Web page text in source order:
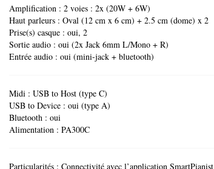
Amplification : 2 voies : 2x (20W + 6W)
Haut parleurs : Oval (12 cm x 6 cm) + 2.5 cm (dome) x 2
Prise(s) casque : oui, 2
Sortie audio : oui (2x Jack 6mm L/Mono + R)
Entrée audio : oui (mini-jack + bluetooth)
Midi : USB to Host (type C)
USB to Device : oui (type A)
Bluetooth : oui
Alimentation : PA300C
Particularités : Connectivité avec l’application SmartPianist